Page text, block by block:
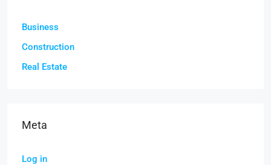
Business
Construction
Real Estate
Meta
Log in